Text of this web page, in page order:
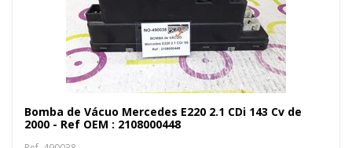
Bomba de Vácuo Mercedes E220 2.1 CDi 143 Cv de
2000 - Ref OEM : 2108000448